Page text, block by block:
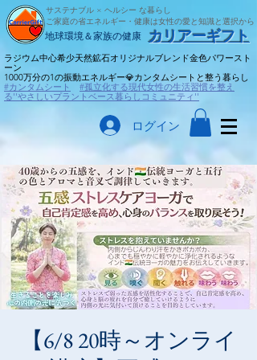
​地球環境＆家族の健康 ​カリアーギフト
サステナブル × ヘルシー な暮らし
ご家庭の省エネルギー・健康は女性の愛と知識と選択から
ラジウム中心希少天然鉱石オリジナルブレンド金色パワースト
ーン
​1000万分の1の振動エネルギー💎カンタムシートと整う暮らし
#カンタムシート
#孤立化する現代女性の生活習慣を整え
る''やさしいプラントベース暮らしコミュニティ''
ログイン
【6/8 20時～オンライ